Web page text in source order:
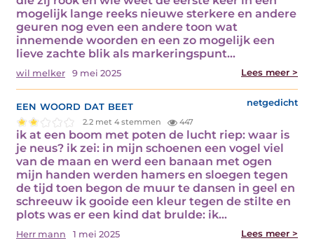
mogelijk lange reeks nieuwe sterkere en andere
geuren nog even een andere toon wat
innemende woorden en een zo mogelijk een
lieve zachte blik als markeringspunt…
wil melker 9 mei 2025 Lees meer >
een woord dat beet netgedicht
2.2 met 4 stemmen 447
ik at een boom met poten de lucht riep: waar is
je neus? ik zei: in mijn schoenen een vogel viel
van de maan en werd een banaan met ogen
mijn handen werden hamers en sloegen tegen
de tijd toen begon de muur te dansen in geel en
schreeuw ik gooide een kleur tegen de stilte en
plots was er een kind dat brulde: ik…
Herr mann 1 mei 2025 Lees meer >